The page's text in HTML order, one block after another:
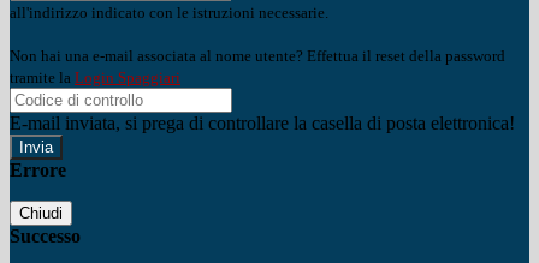
all'indirizzo indicato con le istruzioni necessarie.
Non hai una e-mail associata al nome utente? Effettua il reset della password
tramite la Login Spaggiari
E-mail inviata, si prega di controllare la casella di posta elettronica!
Errore
Chiudi
Successo